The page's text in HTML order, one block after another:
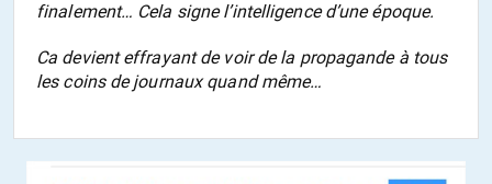
CONTACTER
FAIRE UNfinalement… Cela signe l’intelligence d’une époque.
Ca devient effrayant de voir de la propagande à tous
les coins de journaux quand même…